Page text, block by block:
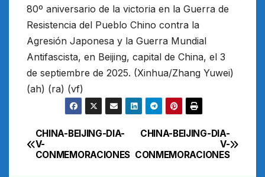
80º aniversario de la victoria en la Guerra de
Resistencia del Pueblo Chino contra la
Agresión Japonesa y la Guerra Mundial
Antifascista, en Beijing, capital de China, el 3
de septiembre de 2025. (Xinhua/Zhang Yuwei)
(ah) (ra) (vf)
Navegación
de
CHINA-BEIJING-DIA-
V-
CONMEMORACIONES
CHINA-BEIJING-DIA-
V-
CONMEMORACIONES